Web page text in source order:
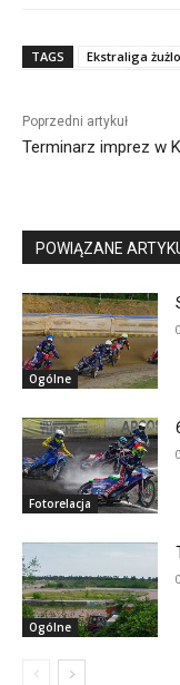
TAGS Ekstraliga
Poprzedni artykuł
Terminarz imprez w
POWIĄZANE
Ogólne
Fotorelacja
Ogólne